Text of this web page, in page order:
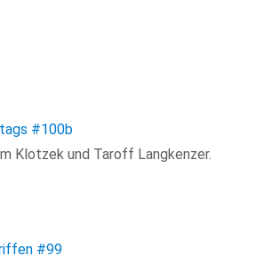
#100b
Klotzek und Taroff Langkenzer.
#99